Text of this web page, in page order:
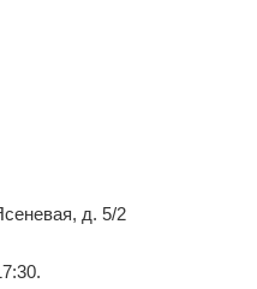
д. 5/2